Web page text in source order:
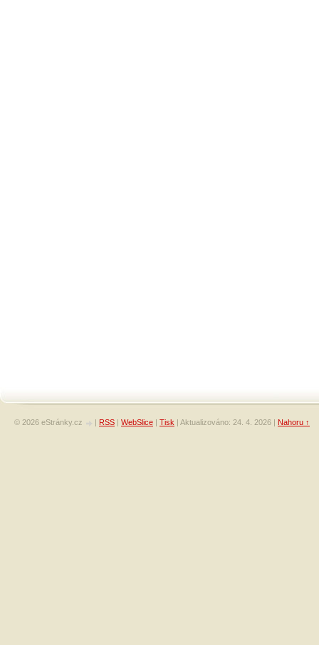
© 2026 eStránky.cz | RSS | WebSlice | Tisk | Aktualizováno: 24. 4. 2026 | Nahoru ↑